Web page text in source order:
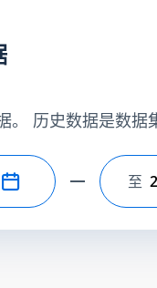
。 历史数据是数
选
至